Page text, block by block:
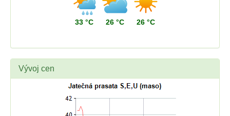
33 °C 26 °C 26 °C
Vývoj cen